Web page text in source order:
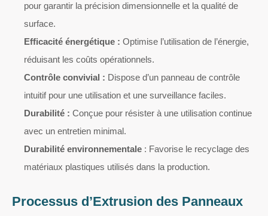
pour garantir la précision dimensionnelle et la qualité de
surface.
Efficacité énergétique : Optimise l’utilisation de l’énergie,
réduisant les coûts opérationnels.
Contrôle convivial : Dispose d’un panneau de contrôle
intuitif pour une utilisation et une surveillance faciles.
Durabilité : Conçue pour résister à une utilisation continue
avec un entretien minimal.
Durabilité environnementale : Favorise le recyclage des
matériaux plastiques utilisés dans la production.
Processus d’Extrusion des Panneaux